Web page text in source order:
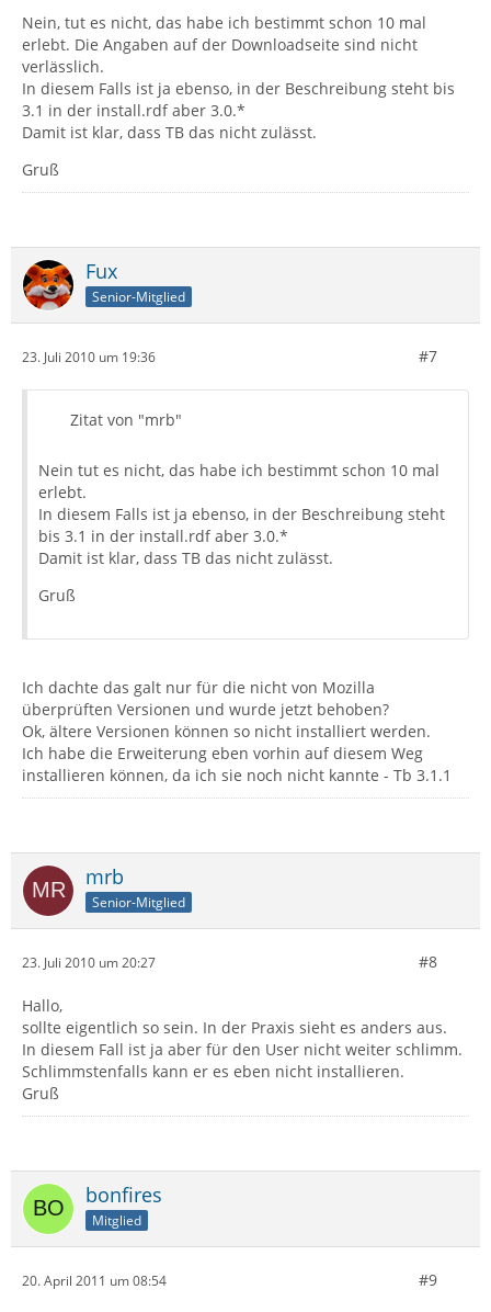
Nein, tut es nicht, das habe ich bestimmt schon 10 mal
erlebt. Die Angaben auf der Downloadseite sind nicht
verlässlich.
In diesem Falls ist ja ebenso, in der Beschreibung steht bis
3.1 in der install.rdf aber 3.0.*
Damit ist klar, dass TB das nicht zulässt.
Gruß
Fux
Senior-Mitglied
23. Juli 2010 um 19:36 #7
Zitat von "mrb"
Nein tut es nicht, das habe ich bestimmt schon 10 mal
erlebt.
In diesem Falls ist ja ebenso, in der Beschreibung steht
bis 3.1 in der install.rdf aber 3.0.*
Damit ist klar, dass TB das nicht zulässt.
Gruß
Ich dachte das galt nur für die nicht von Mozilla
überprüften Versionen und wurde jetzt behoben?
Ok, ältere Versionen können so nicht installiert werden.
Ich habe die Erweiterung eben vorhin auf diesem Weg
installieren können, da ich sie noch nicht kannte - Tb 3.1.1
mrb
Senior-Mitglied
23. Juli 2010 um 20:27 #8
Hallo,
sollte eigentlich so sein. In der Praxis sieht es anders aus.
In diesem Fall ist ja aber für den User nicht weiter schlimm.
Schlimmstenfalls kann er es eben nicht installieren.
Gruß
bonfires
Mitglied
20. April 2011 um 08:54 #9